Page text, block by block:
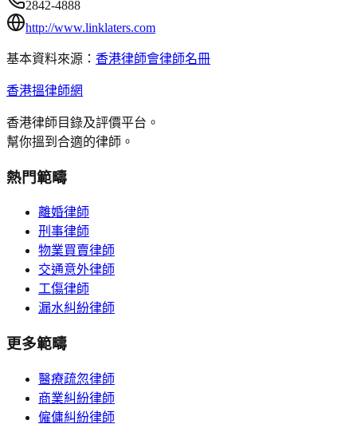
2842-4888
http://www.linklaters.com
基本資料來源： 香港律師會律師名冊
香港搵律師網
香港律師目錄及評價平台。
幫你搵到合適的律師。
熱門範疇
離婚律師
刑事律師
物業買賣律師
交通意外律師
工傷律師
漏水糾紛律師
更多範疇
醫療疏忽律師
商業糾紛律師
僱傭糾紛律師